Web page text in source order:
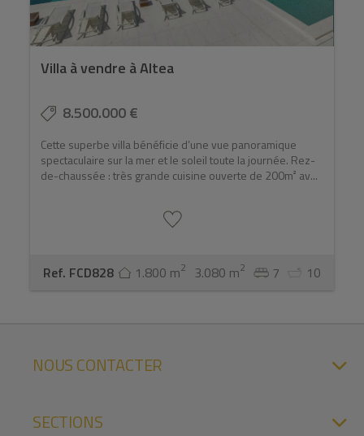
Villa à vendre à Altea
8.500.000 €
Cette superbe villa bénéficie d’une vue panoramique
spectaculaire sur la mer et le soleil toute la journée. Rez-
de-chaussée : très grande cuisine ouverte de 200m² av...
Ref. FCD828 1.800 m2 3.080 m2 7 10
NOUS CONTACTER
SECTIONS